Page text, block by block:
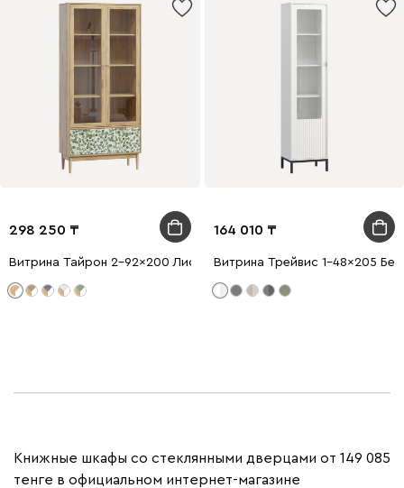
298 250
Витрина Тайрон 2-92x200 Листва
164 010
Витрина Трейвис 1-48x205
Книжные шкафы со стеклянными дверцами от 149 085
тенге в официальном интернет-магазине